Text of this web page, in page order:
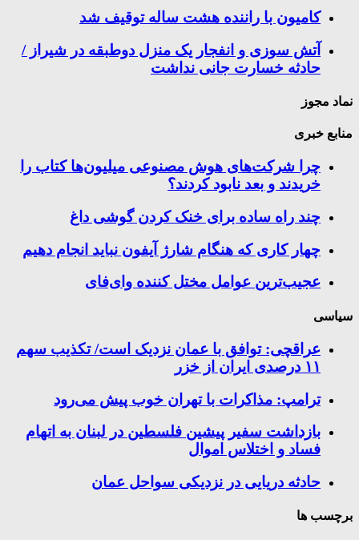
کامیون با راننده هشت ساله توقیف شد
آتش سوزی و انفجار یک منزل دوطبقه در شیراز /
حادثه خسارت جانی نداشت
نماد مجوز
منابع خبری
چرا شرکت‌های هوش مصنوعی میلیون‌ها کتاب را
خریدند و بعد نابود کردند؟
چند راه‌ ساده برای خنک کردن گوشی داغ
چهار کاری که هنگام شارژ آیفون نباید انجام دهیم
عجیب‌ترین عوامل مختل کننده وای‌فای
سیاسی
عراقچی: توافق با عمان نزدیک است/ تکذیب سهم
۱۱ درصدی ایران از خزر
ترامپ: مذاکرات با تهران خوب پیش می‌رود
بازداشت سفیر پیشین فلسطین در لبنان به اتهام
فساد و اختلاس اموال
حادثه دریایی در نزدیکی سواحل عمان
برچسب ها